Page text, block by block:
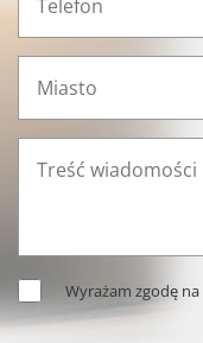
Wyrażam zgodę